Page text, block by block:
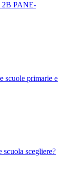
2B PANE-
scuole primarie e
scuola scegliere?